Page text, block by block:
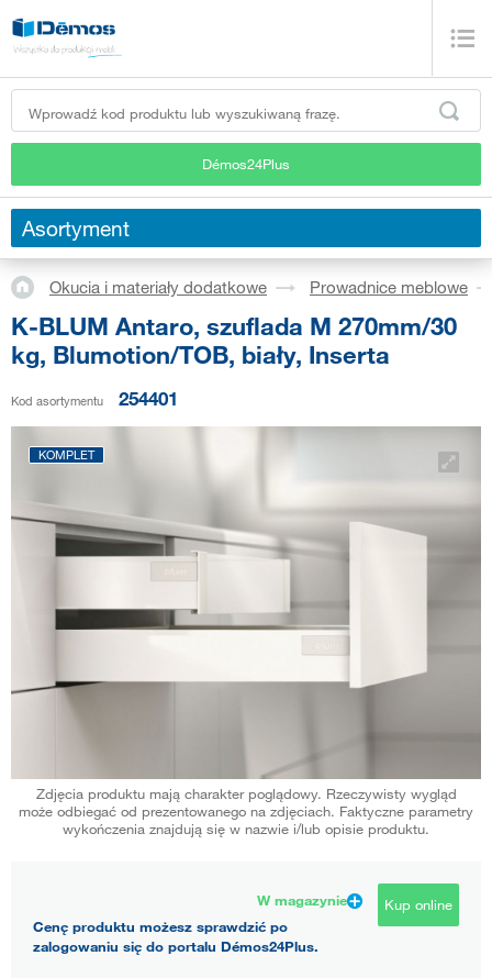
Démos24Plus
Asortyment
Okucia i materiały dodatkowe Prowadnice meblowe
K-BLUM Antaro, szuflada M 270mm/30
kg, Blumotion/TOB, biały, Inserta
Kod asortymentu 254401
KOMPLET
Zdjęcia produktu mają charakter poglądowy. Rzeczywisty wygląd
może odbiegać od prezentowanego na zdjęciach. Faktyczne parametry
wykończenia znajdują się w nazwie i/lub opisie produktu.
W magazynie
Cenę produktu możesz sprawdzić po
zalogowaniu się do portalu Démos24Plus.
Kup online